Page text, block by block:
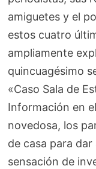
amiguetes y el
estos cuatro
ampliamente
quincuagésimo
«Caso Sala de
Información en
novedosa, los
de casa para
sensación de